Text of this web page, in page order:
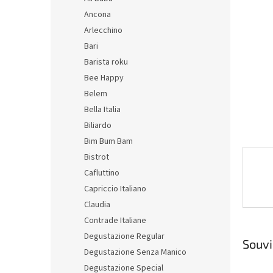
Ancona
Arlecchino
Bari
Barista roku
Bee Happy
Belem
Bella Italia
Biliardo
Bim Bum Bam
Bistrot
Cafluttino
Capriccio Italiano
Claudia
Contrade Italiane
Degustazione Regular
Degustazione Senza Manico
Degustazione Special